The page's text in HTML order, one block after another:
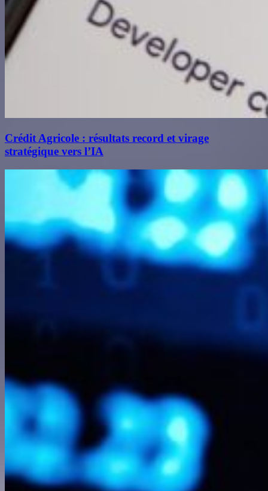
Crédit Agricole : résultats record et virage
stratégique vers l’IA